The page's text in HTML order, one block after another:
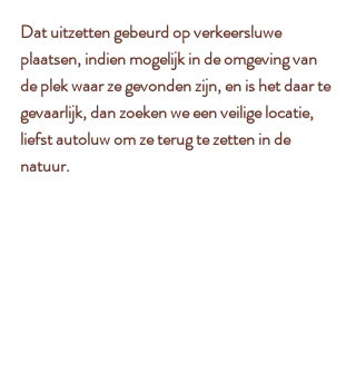
Dat uitzetten gebeurd op verkeersluwe
plaatsen, indien mogelijk in de omgeving van
de plek waar ze gevonden zijn, en is het daar te
gevaarlijk, dan zoeken we een veilige locatie,
liefst autoluw om ze terug te zetten in de
natuur.